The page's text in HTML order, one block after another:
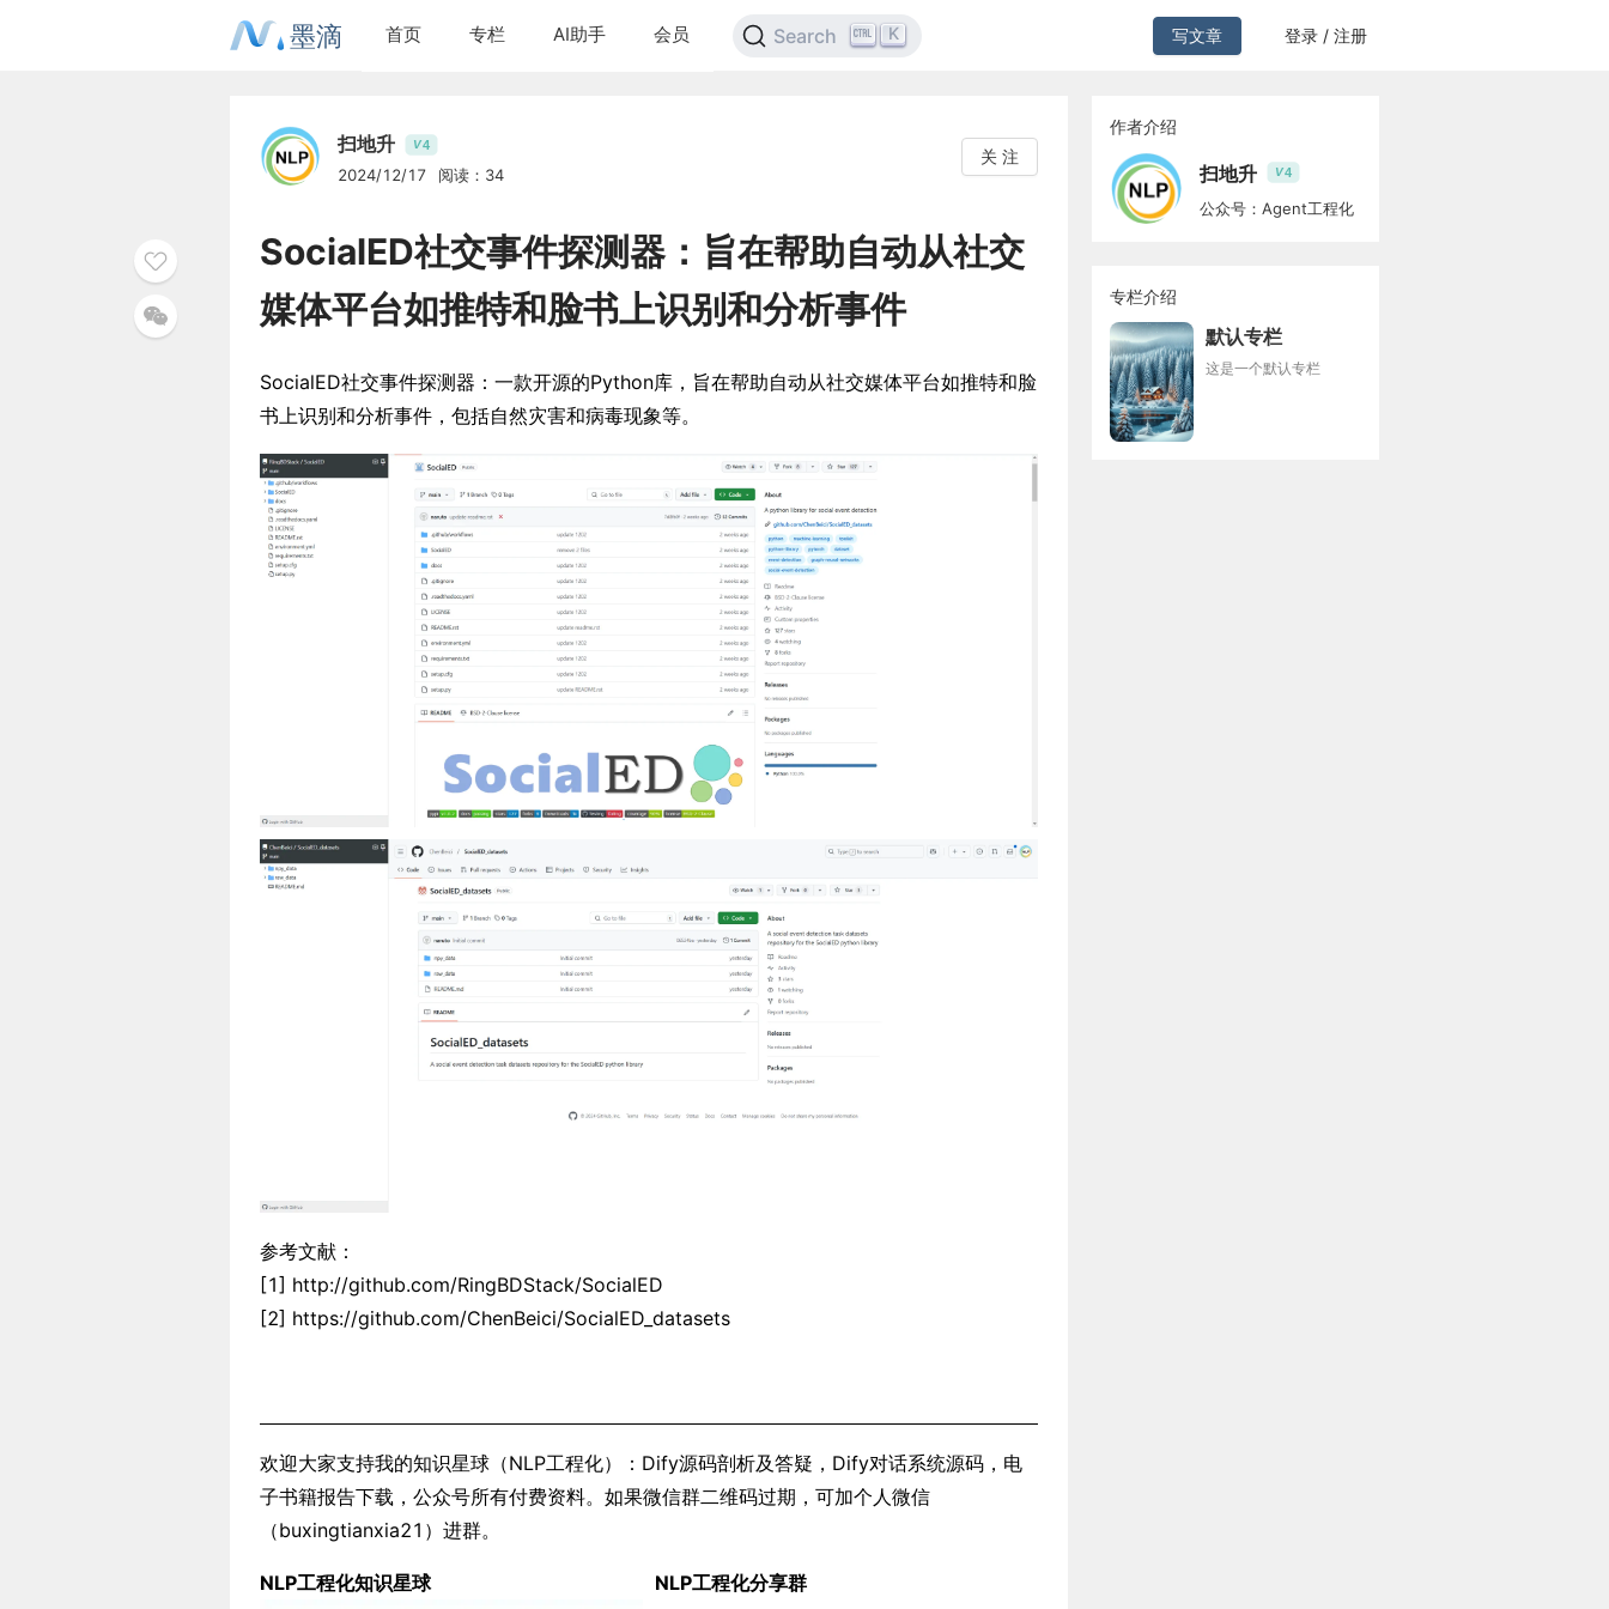
墨滴 首页 专栏 AI助手 会员 Search K 写文章 登录 / 注册
扫地升 V4
2024/12/17 阅读：34
关 注
SocialED社交事件探测器：旨在帮助自动从社交
媒体平台如推特和脸书上识别和分析事件
SocialED社交事件探测器：一款开源的Python库，旨在帮助自动从社交媒体平台如推特和脸
书上识别和分析事件，包括自然灾害和病毒现象等。
参考文献：
[1] http://github.com/RingBDStack/SocialED
[2] https://github.com/ChenBeici/SocialED_datasets
欢迎大家支持我的知识星球（NLP工程化）：Dify源码剖析及答疑，Dify对话系统源码，电
子书籍报告下载，公众号所有付费资料。如果微信群二维码过期，可加个人微信
（buxingtianxia21）进群。
NLP工程化知识星球 NLP工程化分享群
作者介绍
扫地升 V4
公众号：Agent工程化
专栏介绍
默认专栏
这是一个默认专栏